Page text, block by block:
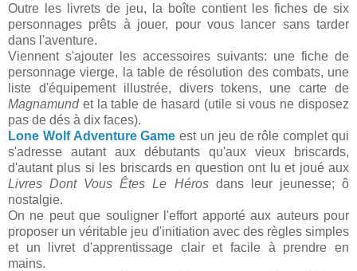
Outre les livrets de jeu, la boîte contient les fiches de six
personnages prêts à jouer, pour vous lancer sans tarder
dans l'aventure.
Viennent s'ajouter les accessoires suivants: une fiche de
personnage vierge, la table de résolution des combats, une
liste d'équipement illustrée, divers tokens, une carte de
Magnamund et la table de hasard (utile si vous ne disposez
pas de dés à dix faces).
Lone Wolf Adventure Game est un jeu de rôle complet qui
s'adresse autant aux débutants qu'aux vieux briscards,
d'autant plus si les briscards en question ont lu et joué aux
Livres Dont Vous Êtes Le Hérosdans leur jeunesse; ô
nostalgie.
On ne peut que souligner l'effort apporté aux auteurs pour
proposer un véritable jeu d'initiation avec des règles simples
et un livret d'apprentissage clair et facile à prendre en
mains.